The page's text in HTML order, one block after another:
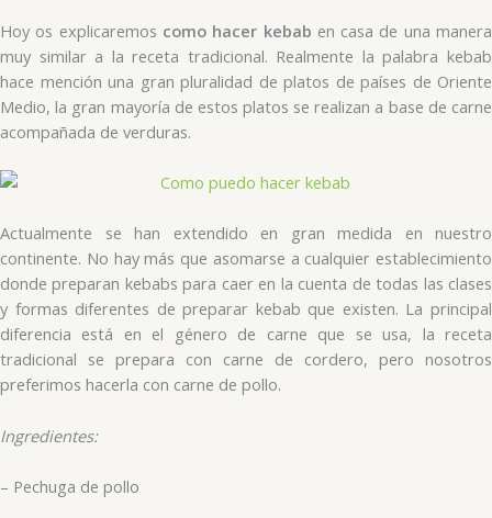
Hoy os explicaremos como hacer kebab en casa de una manera
muy similar a la receta tradicional. Realmente la palabra kebab
hace mención una gran pluralidad de platos de países de Oriente
Medio, la gran mayoría de estos platos se realizan a base de carne
acompañada de verduras.
Actualmente se han extendido en gran medida en nuestro
continente. No hay más que asomarse a cualquier establecimiento
donde preparan kebabs para caer en la cuenta de todas las clases
y formas diferentes de preparar kebab que existen. La principal
diferencia está en el género de carne que se usa, la receta
tradicional se prepara con carne de cordero, pero nosotros
preferimos hacerla con carne de pollo.
Ingredientes:
– Pechuga de pollo